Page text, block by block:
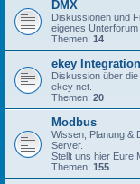
DMX
Diskussionen und
eigenes
Themen: 14
ekey Integration
Diskussion über
ekey net.
Themen: 20
Modbus
Wissen, Planung &
Server.
Stellt uns hier Eure
Themen: 155